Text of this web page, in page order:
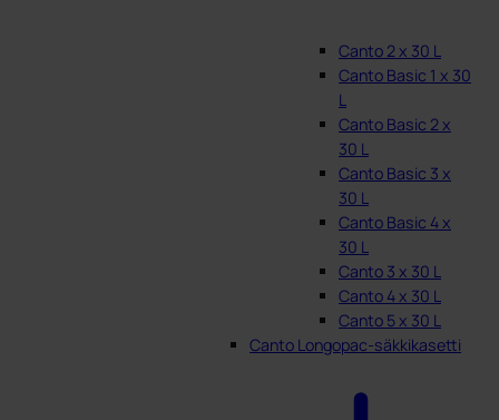
Canto 2 x 30 L
Canto Basic 1 x 30
L
Canto Basic 2 x
30 L
Canto Basic 3 x
30 L
Canto Basic 4 x
30 L
Canto 3 x 30 L
Canto 4 x 30 L
Canto 5 x 30 L
Canto Longopac-säkkikasetti